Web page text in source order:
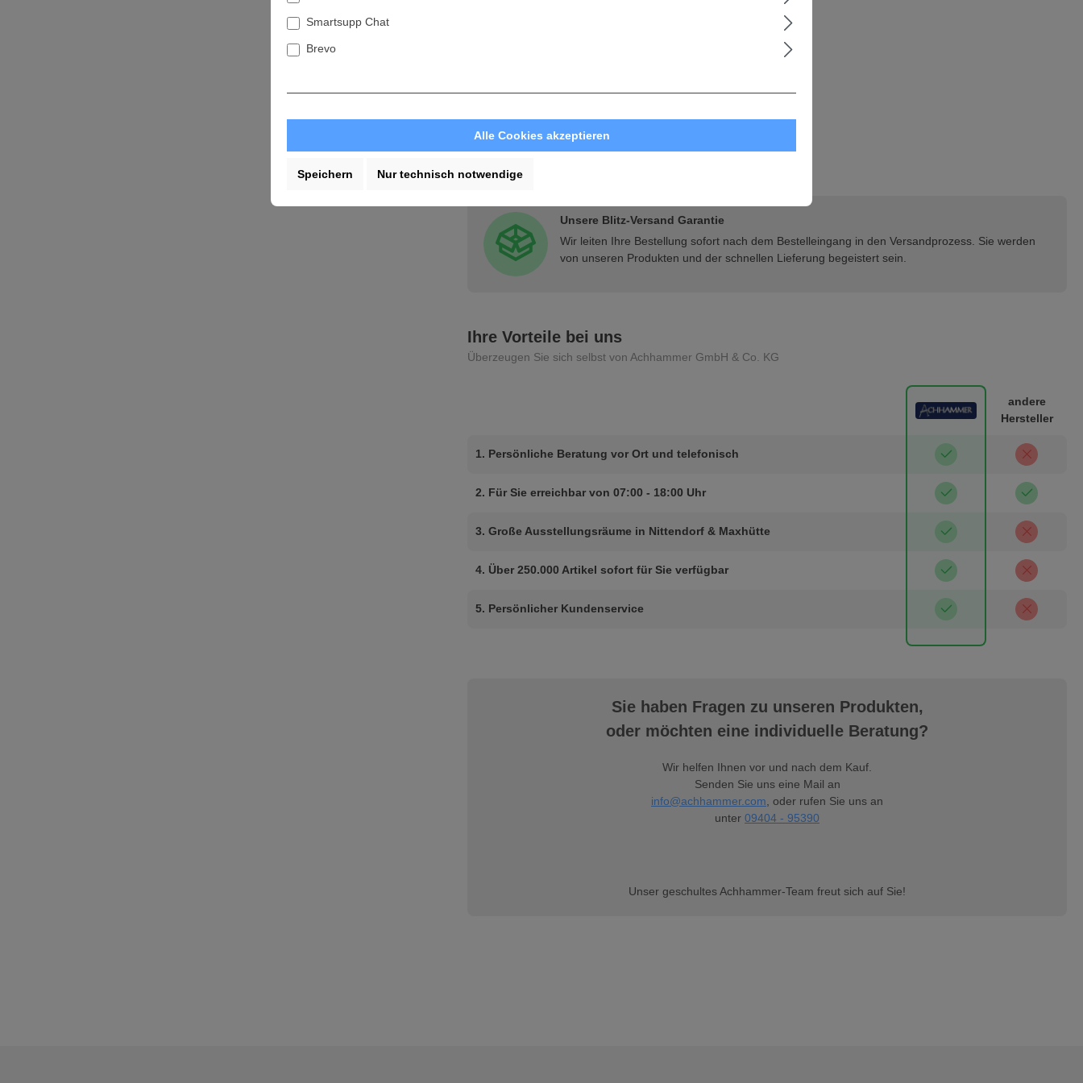
Duales Filtersystem: ja
Unsere Blitz-Versand Garantie
Wir leiten Ihre Bestellung sofort nach dem Bestelleingang in den Versandprozess. Sie werden
von unseren Produkten und der schnellen Lieferung begeistert sein.
Ihre Vorteile bei uns
Überzeugen Sie sich selbst von Achhammer GmbH & Co. KG
andere
Hersteller
1. Persönliche Beratung vor Ort und telefonisch
2. Für Sie erreichbar von 07:00 - 18:00 Uhr
3. Große Ausstellungsräume in Nittendorf & Maxhütte
4. Über 250.000 Artikel sofort für Sie verfügbar
5. Persönlicher Kundenservice
Sie haben Fragen zu unseren Produkten,
oder möchten eine individuelle Beratung?
Wir helfen Ihnen vor und nach dem Kauf.
Senden Sie uns eine Mail an
info@achhammer.com , oder rufen Sie uns an
unter 09404 - 95390
Unser geschultes Achhammer-Team freut sich auf Sie!
Smartsupp Chat
Brevo
Alle Cookies akzeptieren
Speichern Nur technisch notwendige